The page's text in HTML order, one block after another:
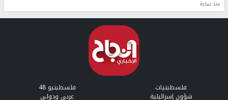
منذ ساعة
فلسطينيات فلسطينيو 48
شؤون إسرائيلية عربي ودولي